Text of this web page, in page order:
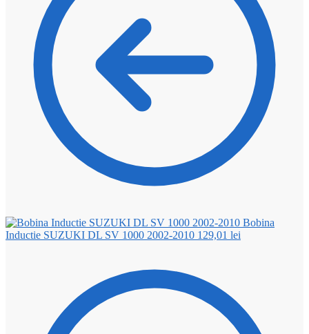
Bobina
Inductie SUZUKI DL SV 1000 2002-2010 129,01 lei